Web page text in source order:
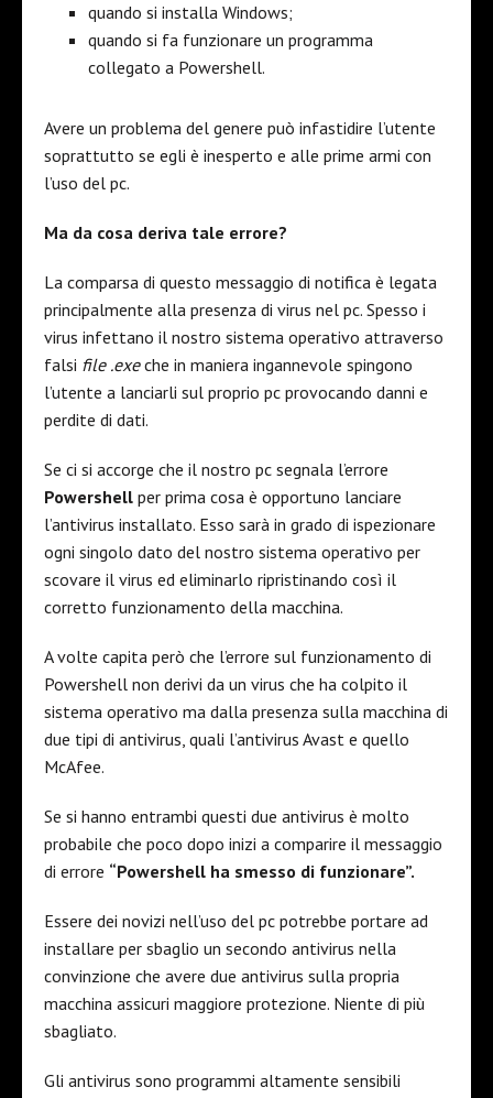
quando si installa Windows;
quando si fa funzionare un programma
collegato a Powershell.
Avere un problema del genere può infastidire l’utente
soprattutto se egli è inesperto e alle prime armi con
l’uso del pc.
Ma da cosa deriva tale errore?
La comparsa di questo messaggio di notifica è legata
principalmente alla presenza di virus nel pc. Spesso i
virus infettano il nostro sistema operativo attraverso
falsi file .exeche in maniera ingannevole spingono
l’utente a lanciarli sul proprio pc provocando danni e
perdite di dati.
Se ci si accorge che il nostro pc segnala l’errore
Powershell per prima cosa è opportuno lanciare
l’antivirus installato. Esso sarà in grado di ispezionare
ogni singolo dato del nostro sistema operativo per
scovare il virus ed eliminarlo ripristinando così il
corretto funzionamento della macchina.
A volte capita però che l’errore sul funzionamento di
Powershell non derivi da un virus che ha colpito il
sistema operativo ma dalla presenza sulla macchina di
due tipi di antivirus, quali l’antivirus Avast e quello
McAfee.
Se si hanno entrambi questi due antivirus è molto
probabile che poco dopo inizi a comparire il messaggio
di errore “Powershell ha smesso di funzionare”.
Essere dei novizi nell’uso del pc potrebbe portare ad
installare per sbaglio un secondo antivirus nella
convinzione che avere due antivirus sulla propria
macchina assicuri maggiore protezione. Niente di più
sbagliato.
Gli antivirus sono programmi altamente sensibili